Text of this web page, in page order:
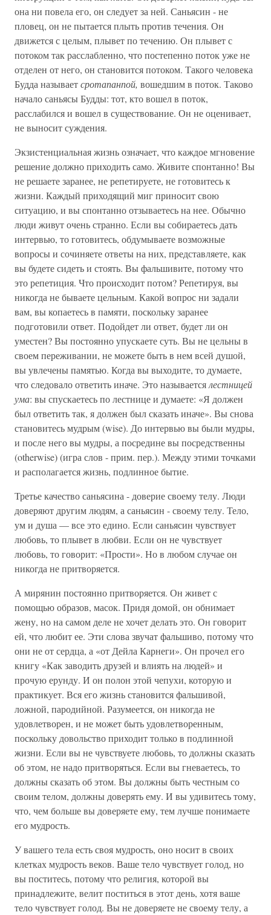
она ни повела его, он следует за ней. Саньясин - не
пловец, он не пытается плыть против течения. Он
движется с целым, плывет по течению. Он плывет с
потоком так расслабленно, что постепенно поток уже не
отделен от него, он становится потоком. Такого человека
Будда называетсротапанпой, вошедшим в поток. Таково
начало саньясы Будды: тот, кто вошел в поток,
расслабился и вошел в существование. Он не оценивает,
не выносит суждения.
Экзистенциальная жизнь означает, что каждое мгновение
решение должно приходить само. Живите спонтанно! Вы
не решаете заранее, не репетируете, не готовитесь к
жизни. Каждый приходящий миг приносит свою
ситуацию, и вы спонтанно отзываетесь на нее. Обычно
люди живут очень странно. Если вы собираетесь дать
интервью, то готовитесь, обдумываете возможные
вопросы и сочиняете ответы на них, представляете, как
вы будете сидеть и стоять. Вы фальшивите, потому что
это репетиция. Что происходит потом? Репетируя, вы
никогда не бываете цельным. Какой вопрос ни задали
вам, вы копаетесь в памяти, поскольку заранее
подготовили ответ. Подойдет ли ответ, будет ли он
уместен? Вы постоянно упускаете суть. Вы не цельны в
своем переживании, не можете быть в нем всей душой,
вы увлечены памятью. Когда вы выходите, то думаете,
что следовало ответить иначе. Это называетсялестницей
ума: вы спускаетесь по лестнице и думаете: «Я должен
был ответить так, я должен был сказать иначе». Вы снова
становитесь мудрым (wise). До интервью вы были мудры,
и после него вы мудры, а посредине вы посредственны
(otherwise) (игра слов - прим. пер.). Между этими точками
и располагается жизнь, подлинное бытие.
Третье качество саньясина - доверие своему телу. Люди
доверяют другим людям, а саньясин - своему телу. Тело,
ум и душа — все это едино. Если саньясин чувствует
любовь, то плывет в любви. Если он не чувствует
любовь, то говорит: «Прости». Но в любом случае он
никогда не притворяется.
А мирянин постоянно притворяется. Он живет с
помощью образов, масок. Придя домой, он обнимает
жену, но на самом деле не хочет делать это. Он говорит
ей, что любит ее. Эти слова звучат фальшиво, потому что
они не от сердца, а «от Дейла Карнеги». Он прочел его
книгу «Как заводить друзей и влиять на людей» и
прочую ерунду. И он полон этой чепухи, которую и
практикует. Вся его жизнь становится фальшивой,
ложной, пародийной. Разумеется, он никогда не
удовлетворен, и не может быть удовлетворенным,
поскольку довольство приходит только в подлинной
жизни. Если вы не чувствуете любовь, то должны сказать
об этом, не надо притворяться. Если вы гневаетесь, то
должны сказать об этом. Вы должны быть честным со
своим телом, должны доверять ему. И вы удивитесь тому,
что, чем больше вы доверяете ему, тем лучше понимаете
его мудрость.
У вашего тела есть своя мудрость, оно носит в своих
клетках мудрость веков. Ваше тело чувствует голод, но
вы поститесь, потому что религия, которой вы
принадлежите, велит поститься в этот день, хотя ваше
тело чувствует голод. Вы не доверяете не своему телу, а